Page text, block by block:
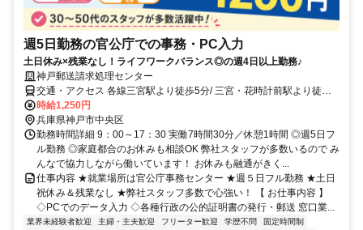
週5日勤務の官公庁での事務・PC入力
土日休み×残業なし！ライフワークバランス◎の週4日以上勤務♪
神戸郵送請求処理センター
交通・アクセス 各線三宮駅より徒歩5分/ 三宮・花時計前駅より徒歩7
分
時給1,250円
兵庫県神戸市中央区
勤務時間詳細 9：00～17：30 実働7時間30分／休憩1時間 ◎週5日フ
ル勤務 ◎家庭都合のお休みも相談OK 弊社スタッフが多数いるので み
んなで協力しながら働いています！ お休みも融通がきく...
仕事内容 ★就業場所は官公庁事務センター ★週５日フル勤務 ★土日
祝休み＆残業なし ★弊社スタッフ多数で心強い！ 【 お仕事内容 】
◇PCでのデータ入力 ◇各種行政の公的証明書の発行・郵送 窓口業...
業界未経験者歓迎 主婦・主夫歓迎 フリーター歓迎 学歴不問
固定時間制